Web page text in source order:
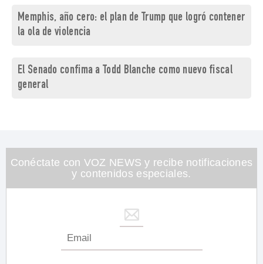
Memphis, año cero: el plan de Trump que logró contener
la ola de violencia
El Senado confima a Todd Blanche como nuevo fiscal
general
Conéctate con VOZ NEWS y recibe notificaciones
y contenidos especiales.